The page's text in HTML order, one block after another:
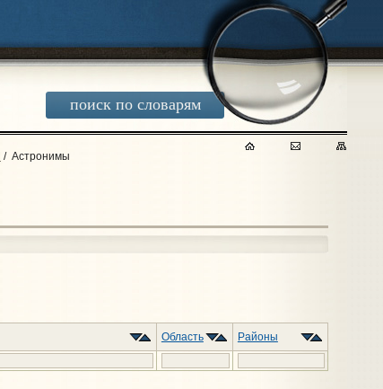
поиск по словарям
/ Астронимы
Область Районы